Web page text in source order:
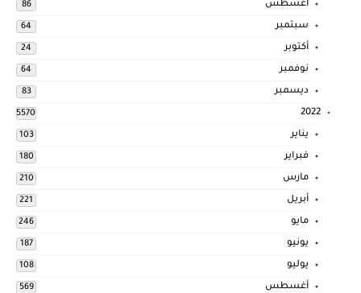
أغسطس 86
سبتمبر 64
أكتوبر 24
نوفمبر 64
ديسمبر 83
2022
5570
يناير 103
فبراير 180
مارس 210
أبريل 221
مايو 246
يونيو 187
يوليو 108
أغسطس 569